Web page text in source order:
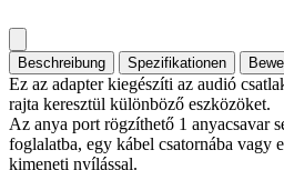
Beschreibung Spezifikationen
Ez az adapter kiegészíti az audió
rajta keresztül különböző eszközöket.
Az anya port rögzíthető 1 anyacsavar
foglalatba, egy kábel csatornába vagy
kimeneti nyílással.